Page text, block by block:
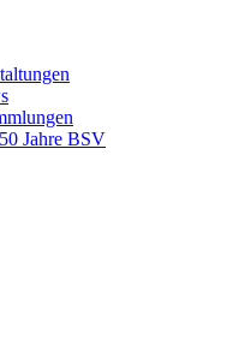
Jahre BSV